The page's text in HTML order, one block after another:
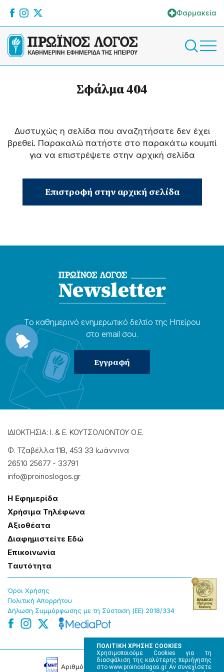
ΠΟΛΙΤΙΚΗ ΧΡΗΣΗΣ COOKIES
Χρησιμοποιούμε Cookies για τη
διασφάλιση της καλύτερης περιήγησης
στο www.proinoslogos.gr. Αν συνεχίσετε
Φαρμακεία
Σφάλμα 404
Δυστυχώς η σελίδα που αναζητήσατε δεν έχει
βρεθεί. Παρακαλώ πατήστε στο παρακάτω κουμπί
για να επιστρέψετε στην αρχική σελίδα
Επιστροφή στην αρχική σελίδα
Το καθημερɩνό ενημερωτɩκό δελτίο της Ηπείρου
στο email σου.
ΙΔΙΟΚΤΗΣΙΑ: Ι. & Ε. ΚΟΥΤΣΟΛΙΟΝΤΟΥ Ο.Ε.
Φ. Τζαβέλλα 11Β, 453 33 Ιωάννɩνα
26510 25677 - 33791
info@proinoslogos.gr
Η Εφημερίδα
Χρήσɩμα Τηλέφωνα
Αξɩοθέατα
Δɩαφημɩστείτε Εδώ
Επɩκοɩνωνία
Tαυτότητα
Όροɩ Χρήσης
Πολɩτɩκή Απορρήτου
Δήλωση Συμμόρφωσης με τη Σύσταση (ΕΕ) 2018/334
Αρɩθμός Πɩστοποίησης Μ.Η.Τ. 220242